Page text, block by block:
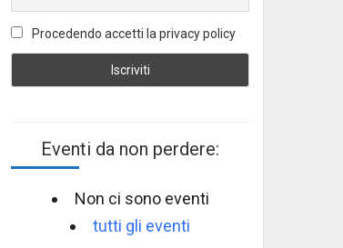
Procedendo accetti la privacy policy
Eventi da non perdere:
Non ci sono eventi
tutti gli eventi